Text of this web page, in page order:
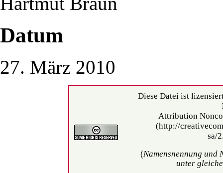
Datum
27. März 2010
Diese Datei ist
Attribution
(Namensnennung und
unter